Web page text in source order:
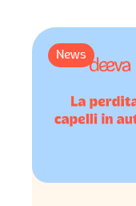
News